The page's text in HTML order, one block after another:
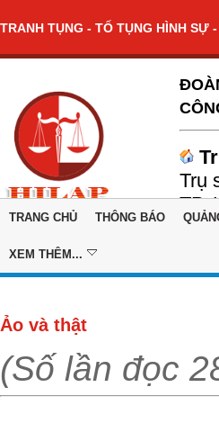
TRANH TỤNG - TỐ TỤNG HÌNH SỰ
Trụ
TP.
TRANG CHỦ THÔNG BÁO
XEM THÊM...
Ảo và thật
(Số lần đọc